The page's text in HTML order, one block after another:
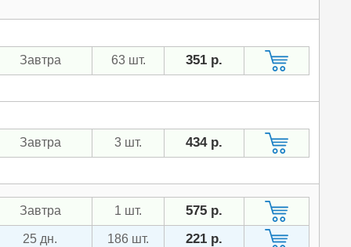
Завтра 63 шт. 351 р.
Завтра 3 шт. 434 р.
Завтра 1 шт. 575 р.
25 дн. 186 шт. 221 р.